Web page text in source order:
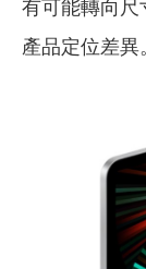
有可能轉向尺
產品定位差異